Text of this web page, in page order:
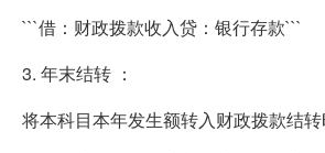
```借：财政拨款收入贷：银行存款```
3. 年末结转 ：
将本科目本年发生额转入财政拨款结转